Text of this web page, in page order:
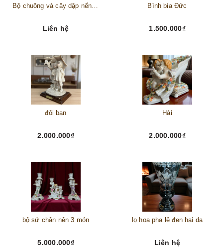
Bộ chuông và cây dập nến đồng
Liên hệ
Bình bia Đức
1.500.000₫
đôi bạn
2.000.000₫
Hài
2.000.000₫
bộ sứ chân nên 3 món
5.000.000₫
lọ hoa pha lê đen hai da
Liên hệ